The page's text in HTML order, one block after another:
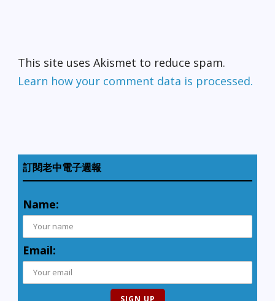
This site uses Akismet to reduce spam.
Learn how your comment data is processed.
訂閱老中電子週報
Name:
Email: